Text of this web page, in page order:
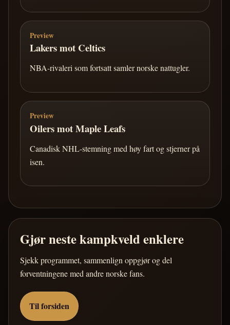
Preview
Lakers mot Celtics
NBA-rivaleri som fortsatt samler norske nattugler.
Preview
Oilers mot Maple Leafs
Canadisk NHL-stemning med høy fart og stjerner på
isen.
Gjør neste kampkveld enklere
Sjekk programmet, sammenlign oppgjør og del
forventningene med andre norske fans.
Til forsiden